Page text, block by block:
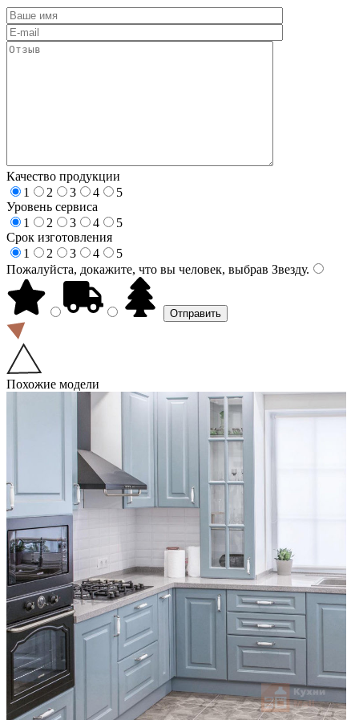
Качество продукции
1
2 3 4
5
Уровень сервиса
1
2 3 4
5
Срок изготовления
1
2 3 4
5
Пожалуйста, докажите, что вы человек, выбрав Звезду.
Похожие модели